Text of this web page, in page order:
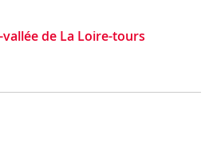
de La Loire-tours